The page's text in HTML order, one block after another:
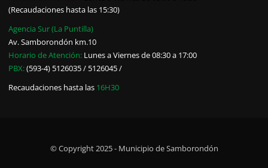
(Recaudaciones hasta las 15:30)
Agencia Sur (La Puntilla)
Av. Samborondón km.10
Horario de Atención: Lunes a Viernes de 08:30 a 17:00
PBX:(593-4) 5126035 / 5126045 /
Recaudaciones hasta las 16H30
© Copyright 2025 - Municipio de Samborondón